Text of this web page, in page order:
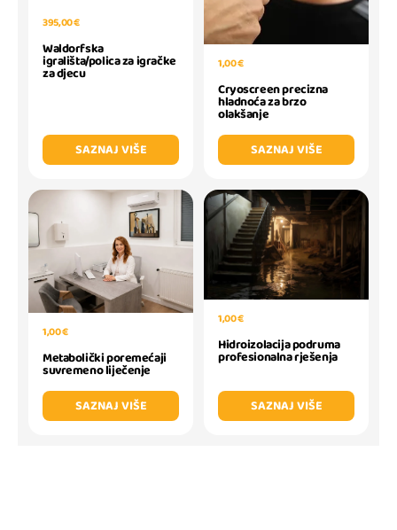
395,00 €
Waldorfska
igrališta/polica za igračke
za djecu
SAZNAJ VIŠE
1,00 €
Cryoscreen precizna
hladnoća za brzo
olakšanje
SAZNAJ VIŠE
1,00 €
Metabolički poremećaji
suvremeno liječenje
SAZNAJ VIŠE
1,00 €
Hidroizolacija podruma
profesionalna rješenja
SAZNAJ VIŠE